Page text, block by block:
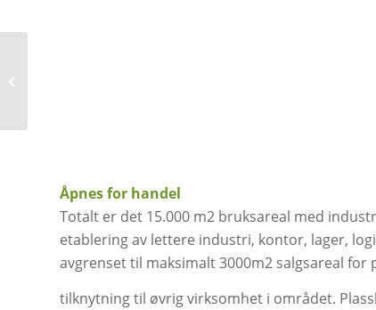
Åpnes for handel
Totalt er det 15.000 m2 bruksareal med
etablering av lettere industri, kontor, lager,
avgrenset til maksimalt 3000m2 salgsareal
tilknytning til øvrig virksomhet i området.